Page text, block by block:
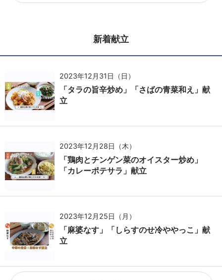
新着献立
2023年12月31日（日）
「タラの旨辛炒め」「さばの青菜和え」献
立
2023年12月28日（木）
「鶏肉とチンゲン菜のオイスター炒め」
「カレーポテサラ」献立
2023年12月25日（月）
「麻婆なす」「しらすのせ冷ややっこ」献
立